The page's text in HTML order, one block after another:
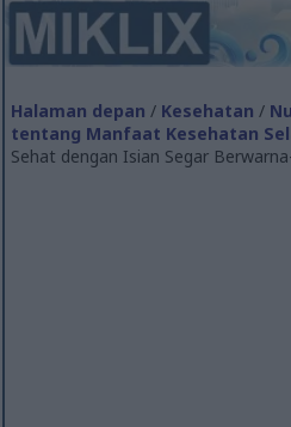
Halaman depan / Kesehatan /
tentang Manfaat Kesehatan
Sehat dengan Isian Segar